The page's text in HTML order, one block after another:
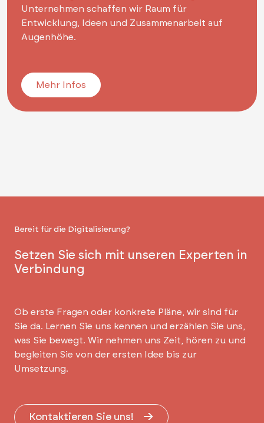
Unternehmen schaffen wir Raum für
Entwicklung, Ideen und Zusammenarbeit auf
Augenhöhe.
Mehr Infos
Bereit für die Digitalisierung?
Setzen Sie sich mit unseren Experten in
Verbindung
Ob erste Fragen oder konkrete Pläne, wir sind für
Sie da. Lernen Sie uns kennen und erzählen Sie uns,
was Sie bewegt. Wir nehmen uns Zeit, hören zu und
begleiten Sie von der ersten Idee bis zur
Umsetzung.
Kontaktieren Sie uns!